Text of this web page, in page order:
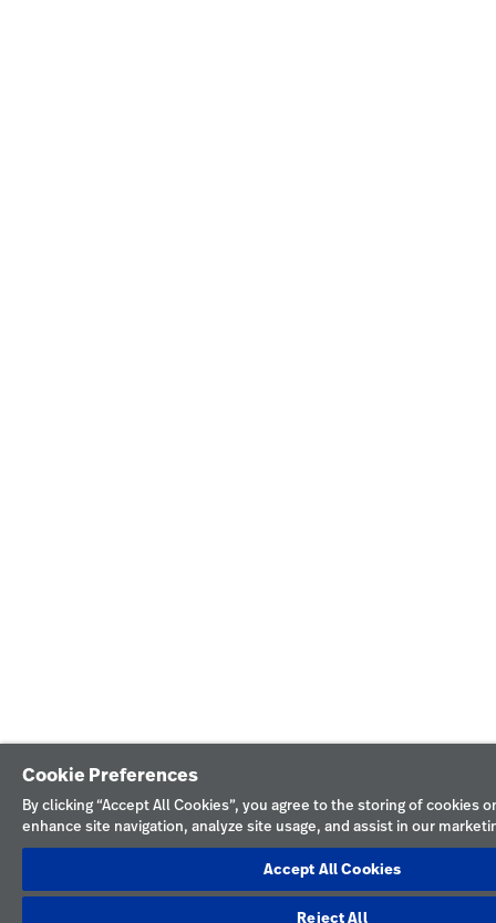
Cookie Preferences
By clicking “Accept All Cookies”, you agree to the storing of cookies
enhance site navigation, analyze site usage, and assist in our
Accept All Cookies
Reject All